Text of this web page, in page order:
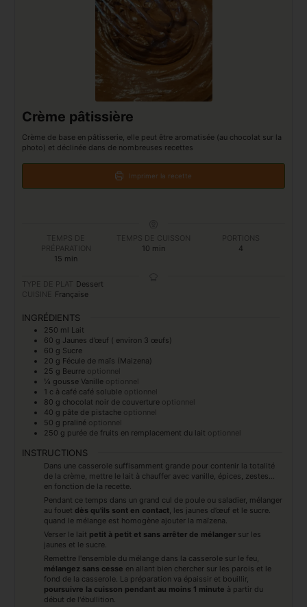
Crème pâtissière
Crème de base en pâtisserie, elle peut être aromatisée (au chocolat sur la
photo) et déclinée dans de nombreuses recettes
Imprimer la recette
TEMPS DE
PRÉPARATION
15 min
TEMPS DE CUISSON
10 min
PORTIONS
4
TYPE DE PLAT Dessert
CUISINE
Française
INGRÉDIENTS
250 ml Lait
60 g Jaunes d’œuf ( environ 3 œufs)
60 g Sucre
20 g Fécule de maïs (Maizena)
25 g Beurre optionnel
¼ gousse Vanille optionnel
1 c à café café soluble optionnel
80 g chocolat noir de couverture optionnel
40 g pâte de pistache optionnel
50 g praliné optionnel
250 g purée de fruits en remplacement du lait optionnel
INSTRUCTIONS
Dans une casserole suffisamment grande pour contenir la totalité
de la crème, mettre le lait à chauffer avec vanille, épices, zestes…
en fonction de la recette.
Pendant ce temps dans un grand cul de poule ou saladier, mélanger
au fouet dès qu'ils sont en contact , les jaunes d’œuf et le sucre.
quand le mélange est homogène ajouter la maïzena.
Verser le lait petit à petit et sans arrêter de mélanger sur les
jaunes et le sucre.
Remettre l'ensemble du mélange dans la casserole sur le feu,
mélangez sans cesse en allant bien chercher sur les parois et le
fond de la casserole. La préparation va épaissir et bouillir,
poursuivre la cuisson pendant au moins 1 minute à partir du
début de l'ébullition.